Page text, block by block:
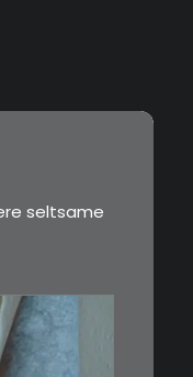
seltsame